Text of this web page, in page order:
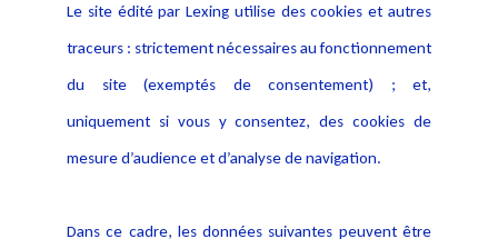
Alerte professionnelle
Déclaration d'accessibilité
Notice Légale
Politique de protection des
données
Publications
Le site édité par Lexing utilise des cookies et autres
traceurs : strictement nécessaires au fonctionnement
du site (exemptés de consentement) ; et,
uniquement si vous y consentez, des cookies de
mesure d’audience et d’analyse de navigation.
Dans ce cadre, les données suivantes peuvent être